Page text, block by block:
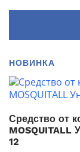
НОВИНКА
Средство от
MOSQUITALL
12